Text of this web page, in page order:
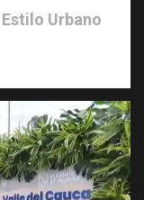
Urbano